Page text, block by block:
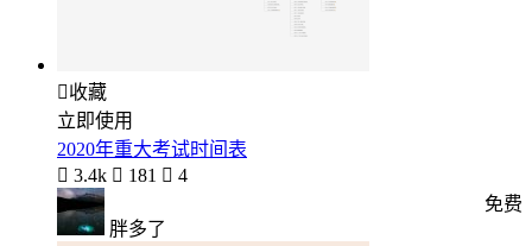
收藏
立即使用
2020年重大考试时间表
 3.4k  181  4
胖多了
免费